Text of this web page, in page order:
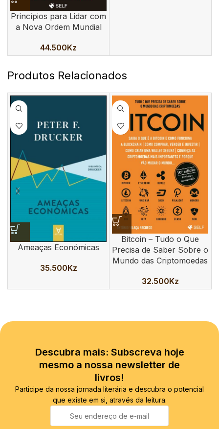
Princípios para Lidar com
a Nova Ordem Mundial
44.500Kz
Produtos Relacionados
Ameaças Económicas
35.500Kz
Bitcoin – Tudo o Que
Precisa de Saber Sobre o
Mundo das Criptomoedas
32.500Kz
Descubra mais: Subscreva hoje
mesmo a nossa newsletter de
livros!
Participe da nossa jornada literária e descubra o potencial
que existe em si, através da leitura.